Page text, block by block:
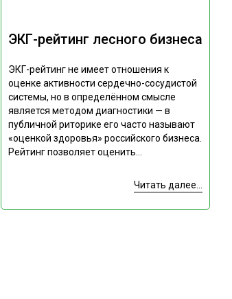
ЭКГ-рейтинг лесного бизнеса
ЭКГ-рейтинг не имеет отношения к
оценке активности сердечно-сосудистой
системы, но в определённом смысле
является методом диагностики — в
публичной риторике его часто называют
«оценкой здоровья» российского бизнеса.
Рейтинг позволяет оценить...
Читать далее...